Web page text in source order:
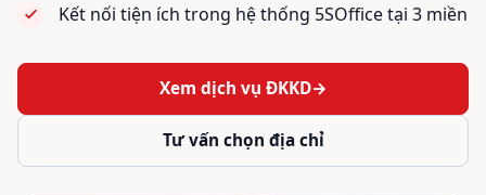
Kết nối tiện ích trong hệ thống 5SOffice tại 3 miền
Xem dịch vụ ĐKKD→
Tư vấn chọn địa chỉ